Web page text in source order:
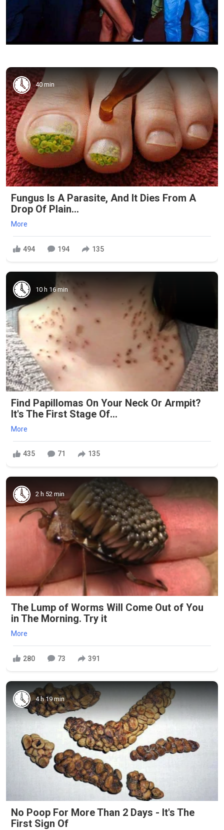
40 min
Fungus Is A Parasite, And It Dies From A
Drop Of Plain...
More
494 194 135
10 h 16 min
Find Papillomas On Your Neck Or Armpit?
It's The First Stage Of...
More
435 71 135
2 h 52 min
The Lump of Worms Will Come Out of You
in The Morning. Try it
More
280 73 391
4 h 19 min
No Poop For More Than 2 Days - It's The
First Sign Of